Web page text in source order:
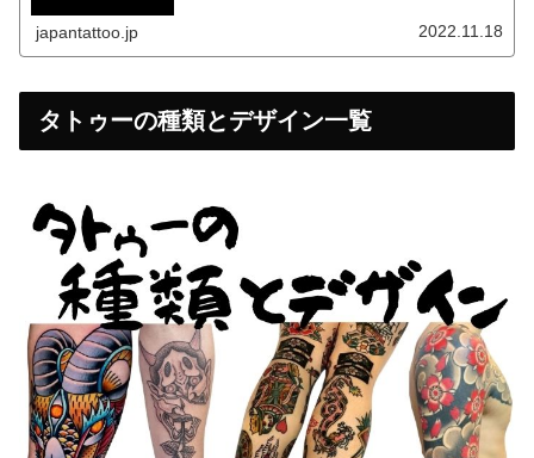
japantattoo.jp 2022.11.18
タトゥーの種類とデザイン一覧